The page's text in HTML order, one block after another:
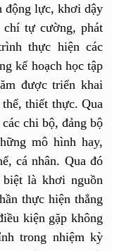
động lực, khơi dậy
tự cường, phát
thực hiện các
kế hoạch học tập
được triển khai
thiết thực. Qua
chi bộ, đảng bộ
mô hình hay,
cá nhân. Qua đó
là khơi nguồn
thực hiện thắng
kiện gặp không
trong nhiệm kỳ